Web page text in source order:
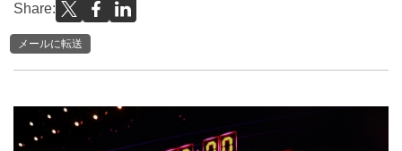
Share:
メールに転送